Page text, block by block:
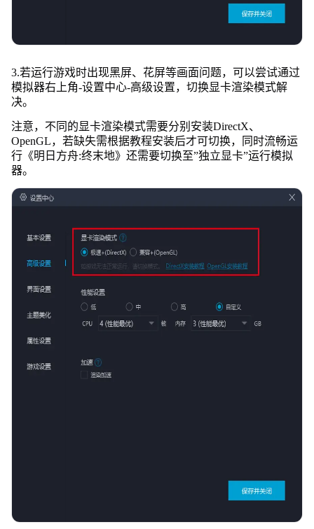
3.若运行游戏时出现黑屏、花屏等画面问题，可以尝试通过
模拟器右上角-设置中心-高级设置，切换显卡渲染模式解
决。
注意，不同的显卡渲染模式需要分别安装DirectX、
OpenGL，若缺失需根据教程安装后才可切换，同时流畅运
行《明日方舟:终末地》还需要切换至”独立显卡”运行模拟
器。